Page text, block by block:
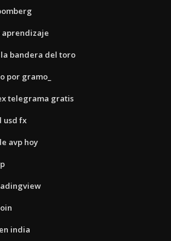
aprendizaje
bandera del toro
por gramo_
telegrama gratis
usd fx
avp hoy
india